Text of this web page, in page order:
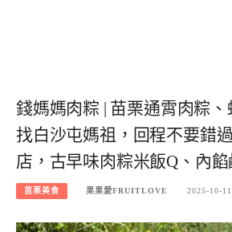
錢媽媽肉粽 | 苗栗通霄肉粽
找白沙屯媽祖，回程不要錯
店，古早味肉粽米飯Q、內餡
苗栗美食 果果愛FRUITLOVE 2025-10-11